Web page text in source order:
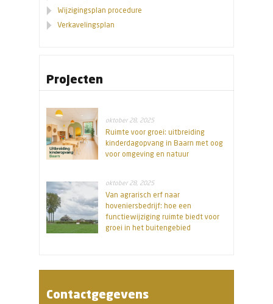
Wijzigingsplan procedure
Verkavelingsplan
Projecten
oktober 28, 2025
Ruimte voor groei: uitbreiding
kinderdagopvang in Baarn met oog
voor omgeving en natuur
oktober 28, 2025
Van agrarisch erf naar
hoveniersbedrijf: hoe een
functiewijziging ruimte biedt voor
groei in het buitengebied
Contactgegevens